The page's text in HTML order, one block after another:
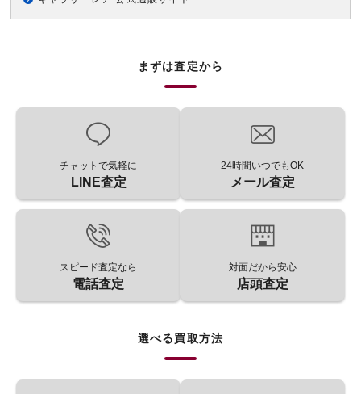
まずは査定から
チャットで気軽に
LINE査定
24時間いつでもOK
メール査定
スピード査定なら
電話査定
対面だから安心
店頭査定
選べる買取方法